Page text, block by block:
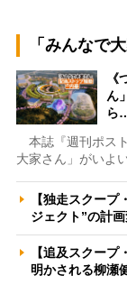
「みんなで
ん
ら
本誌『週刊ポス
大家さん」がいよ
【独走スクー
ジェクト”の計
【追及スクー
明かされる柳瀬